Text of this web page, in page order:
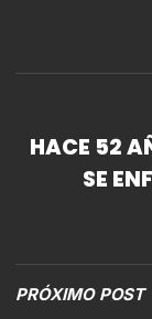
HACE 52
SE
PRÓXIMO POST